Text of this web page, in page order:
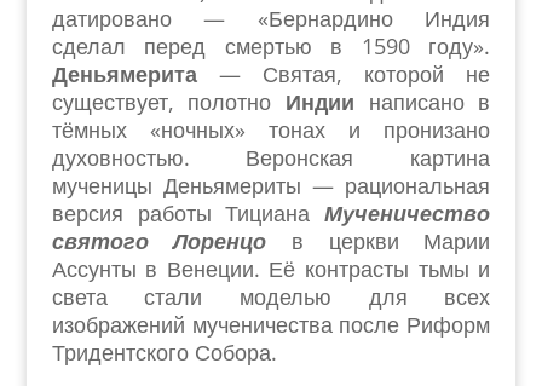
датировано — «Бернардино Индия
сделал перед смертью в 1590 году».
Деньямерита— Святая, которой не
существует, полотно Индии написано в
тёмных «ночных» тонах и пронизано
духовностью. Веронская картина
мученицы Деньямериты — рациональная
версия работы ТицианаМученичество
святого Лоренцо в церкви Марии
Ассунты в Венеции. Её контрасты тьмы и
света стали моделью для всех
изображений мученичества после Риформ
Тридентского Собора.